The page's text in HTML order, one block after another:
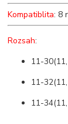
Kompatiblita: 8
Rozsah:
11-
11-
11-